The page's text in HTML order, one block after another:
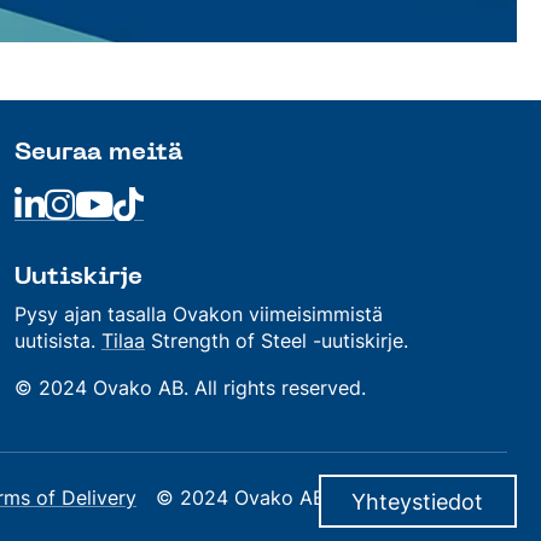
Seuraa meitä
Linkedin
Linkedin
LinkedinLinkedin
Uutiskirje
Pysy ajan tasalla Ovakon viimeisimmistä
uutisista. Tilaa Strength of Steel -uutiskirje.
© 2024 Ovako AB. All rights reserved.
of Delivery © 2024 Ovako AB. All rights reserved.
Yhteystiedot